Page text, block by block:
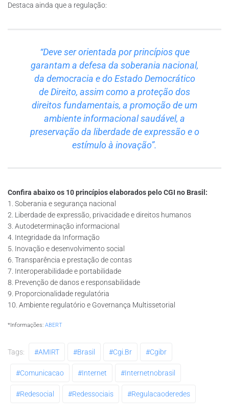
Destaca ainda que a regulação:
“Deve ser orientada por princípios que
garantam a defesa da soberania nacional,
da democracia e do Estado Democrático
de Direito, assim como a proteção dos
direitos fundamentais, a promoção de um
ambiente informacional saudável, a
preservação da liberdade de expressão e o
estímulo à inovação”.
Confira abaixo os 10 princípios elaborados pelo CGI no Brasil:
1. Soberania e segurança nacional
2. Liberdade de expressão, privacidade e direitos humanos
3. Autodeterminação informacional
4. Integridade da Informação
5. Inovação e desenvolvimento social
6. Transparência e prestação de contas
7. Interoperabilidade e portabilidade
8. Prevenção de danos e responsabilidade
9. Proporcionalidade regulatória
10. Ambiente regulatório e Governança Multissetorial
*Informações: ABERT
Tags: #AMIRT #brasil #cgi.br #cgibr
#comunicacao #internet #internetnobrasil
#redesocial #redessociais #regulacaoderedes